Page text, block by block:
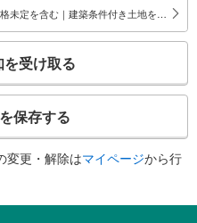
駅徒歩10分以内｜価格未定を含む｜建築条件付き土地を含む
受け取る
保存する
変更・解除はマイページから行